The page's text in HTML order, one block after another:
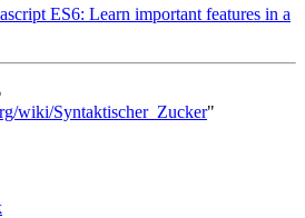
ES6: Learn important features in a
wiki/Syntaktischer_Zucker"